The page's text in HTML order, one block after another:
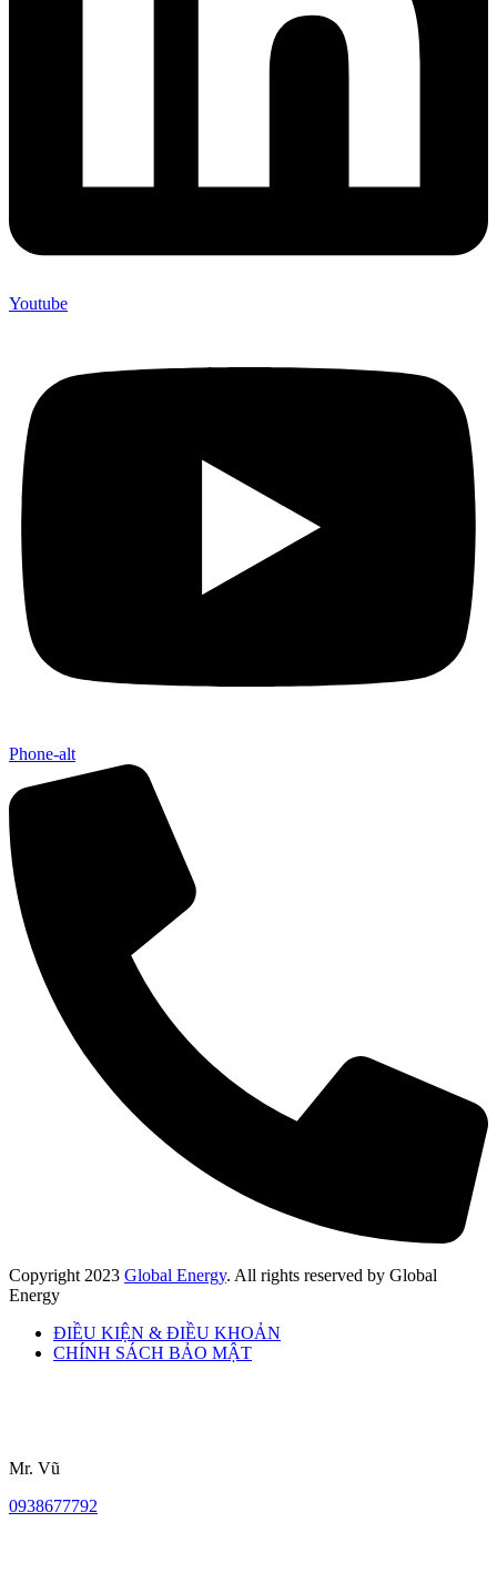
Youtube
Phone-alt
Copyright2023 Global Energy. All rights reserved by Global
Energy
ĐIỀU KIỆN & ĐIỀU KHOẢN
CHÍNH SÁCH BẢO MẬT
Mr. Vũ
0938677792